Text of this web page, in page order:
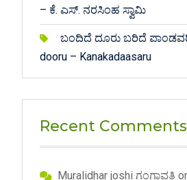
– ಕೆ. ಎಸ್. ನರಸಿಂಹ ಸ್ವಾಮಿ
ಬಂದಿದೆ ದೂರು ಬರಿದೆ
dooru – Kanakadaasaru
Recent Comments
Muralidhar joshi ಗಂಗಾವತಿ